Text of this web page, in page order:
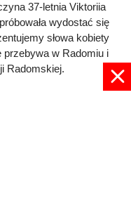
37-letnia Viktoriia
wydostać się
słowa kobiety
przebywa w Radomiu i
Radomskiej.